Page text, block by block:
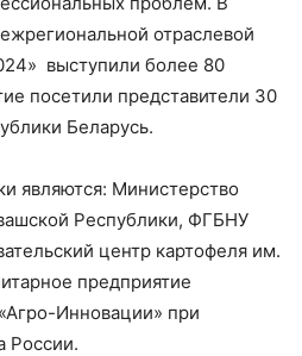
отраслевой
выступили более 80
посетили представители 30
Беларусь.
являются: Министерство
Республики, ФГБНУ
центр картофеля им.
предприятие
Инновации» при
России.